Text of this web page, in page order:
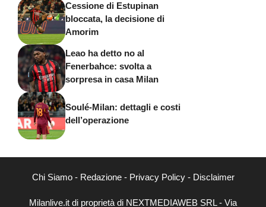
Cessione di Estupinan
bloccata, la decisione di
Amorim
Leao ha detto no al
Fenerbahce: svolta a
sorpresa in casa Milan
Soulé-Milan: dettagli e costi
dell’operazione
Chi Siamo- Redazione- Privacy Policy- Disclaimer
Milanlive.it di proprietà di NEXTMEDIAWEB SRL - Via